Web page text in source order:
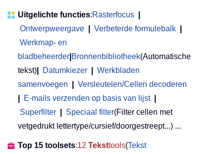
Uitgelichte functies:Rasterfocus
Ontwerpweergave
Verbeterde formulebalk
Werkmap- en
bladbeheerder Bronnenbibliotheek(Automatische
tekst)
Datumkiezer
Werkbladen
samenvoegen
Versleutelen/Cellen decoderen
E-mails verzenden op basis van lijst
Superfilter
Speciaal filter(Filter cellen met
vetgedrukt lettertype/cursief/doorgestreept...) ...
Top 15 toolsets:12 Teksttools(Tekst